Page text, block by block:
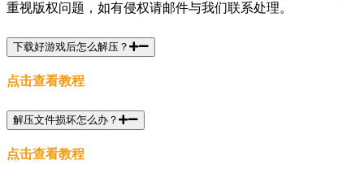
重视版权问题，如有侵权请邮件与我们联系处理。
下载好游戏后怎么解压？
点击查看教程
解压文件损坏怎么办？
点击查看教程